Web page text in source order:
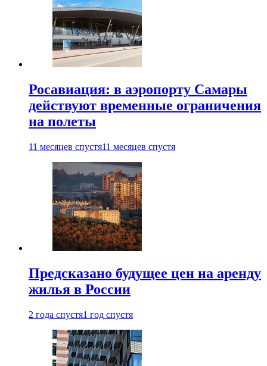
Росавиация: в аэропорту Самары
действуют временные ограничения
на полеты
11 месяцев спустя11 месяцев спустя
Предсказано будущее цен на аренду
жилья в России
2 года спустя1 год спустя